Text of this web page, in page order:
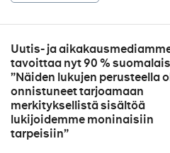
Uutis- ja
tavoittaa nyt 90 %
”Näiden lukujen perusteella
onnistuneet tarjoamaan
merkityksellistä sisältöä
lukijoidemme moninaisiin
tarpeisiin”